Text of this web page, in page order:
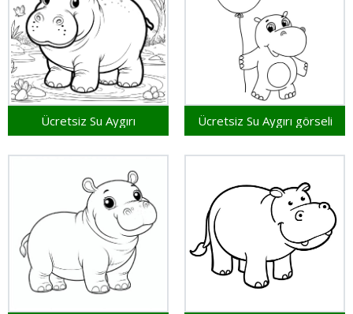
Ücretsiz Su Aygırı Ücretsiz Su Aygırı görseli